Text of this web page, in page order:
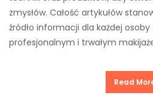
zmysłów. Całość artykułów
źródło informacji dla każdej
profesjonalnym i trwałym
Read